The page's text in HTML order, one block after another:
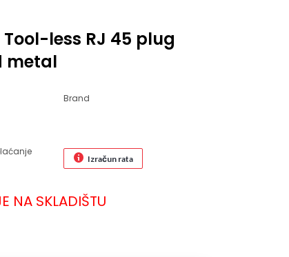
less RJ 45 plug
metal
Brand
Izračun rata
NA SKLADIŠTU